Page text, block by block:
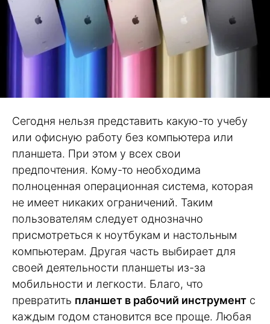
Сегодня нельзя представить какую-то учебу
или офисную работу без компьютера или
планшета. При этом у всех свои
предпочтения. Кому-то необходима
полноценная операционная система, которая
не имеет никаких ограничений. Таким
пользователям следует однозначно
присмотреться к ноутбукам и настольным
компьютерам. Другая часть выбирает для
своей деятельности планшеты из-за
мобильности и легкости. Благо, что
превратить планшет в рабочий инструмент с
каждым годом становится все проще. Любая